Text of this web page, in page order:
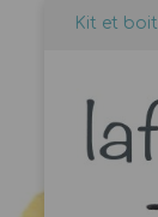
Kit et